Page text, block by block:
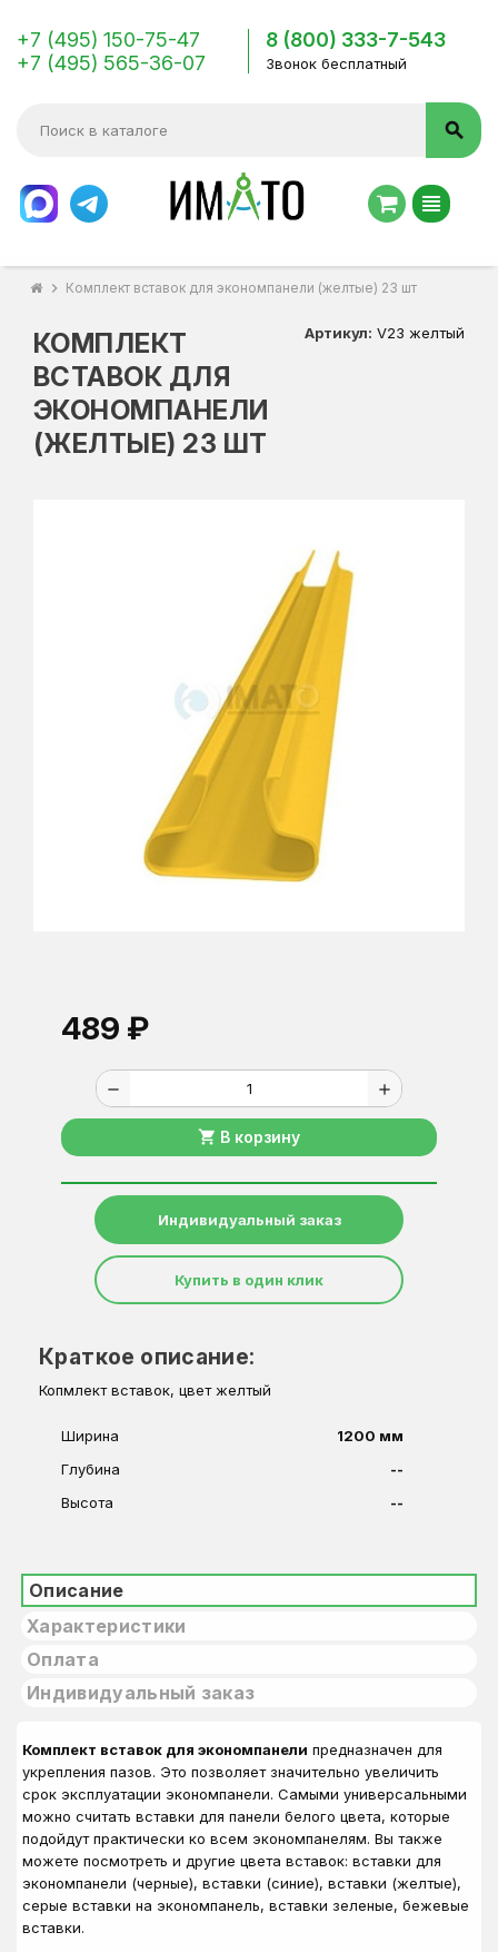
+7 (495) 150-75-47
+7 (495) 565-36-07
8 (800) 333-7-543
Звонок бесплатный
search
view_headline
chevron_right Комплект вставок для экономпанели (желтые) 23 шт
КОМПЛЕКТ
ВСТАВОК ДЛЯ
ЭКОНОМПАНЕЛИ
(ЖЕЛТЫЕ) 23 ШТ
Артикул: V23 желтый
489 ₽
remove add
shopping_cart В корзину
Индивидуальный заказ
Купить в один клик
Краткое описание:
Копмлект вставок, цвет желтый
Ширина
1200 мм
Глубина
--
Высота
--
Описание
Характеристики
Оплата
Индивидуальный заказ
Комплект вставок для экономпанели предназначен для
укрепления пазов. Это позволяет значительно увеличить
срок эксплуатации экономпанели. Самыми универсальными
можно считать вставки для панели белого цвета, которые
подойдут практически ко всем экономпанелям. Вы также
можете посмотреть и другие цвета вставок: вставки для
экономпанели (черные), вставки (синие), вставки (желтые),
серые вставки на экономпанель, вставки зеленые, бежевые
вставки.